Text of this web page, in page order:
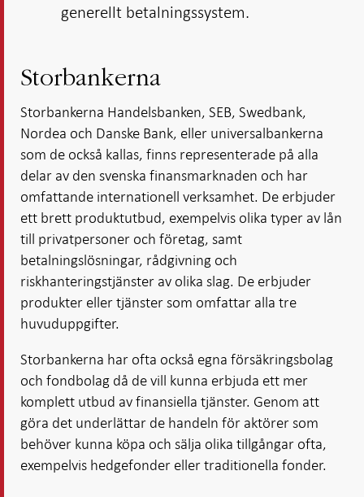
generellt betalningssystem.
Storbankerna
Storbankerna Handelsbanken, SEB, Swedbank,
Nordea och Danske Bank, eller universalbankerna
som de också kallas, finns representerade på alla
delar av den svenska finansmarknaden och har
omfattande internationell verksamhet. De erbjuder
ett brett produktutbud, exempelvis olika typer av lån
till privatpersoner och företag, samt
betalningslösningar, rådgivning och
riskhanteringstjänster av olika slag. De erbjuder
produkter eller tjänster som omfattar alla tre
huvuduppgifter.
Storbankerna har ofta också egna försäkringsbolag
och fondbolag då de vill kunna erbjuda ett mer
komplett utbud av finansiella tjänster. Genom att
göra det underlättar de handeln för aktörer som
behöver kunna köpa och sälja olika tillgångar ofta,
exempelvis hedgefonder eller traditionella fonder.